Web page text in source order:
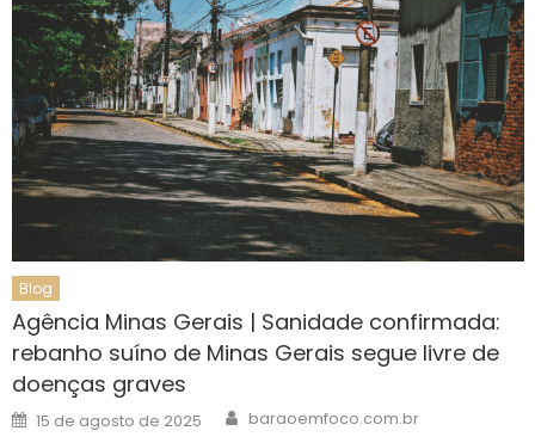
Blog
Agência Minas Gerais | Sanidade confirmada:
rebanho suíno de Minas Gerais segue livre de
doenças graves
Posted
on
15 de agosto de 2025 Author
baraoemfoco.com.br